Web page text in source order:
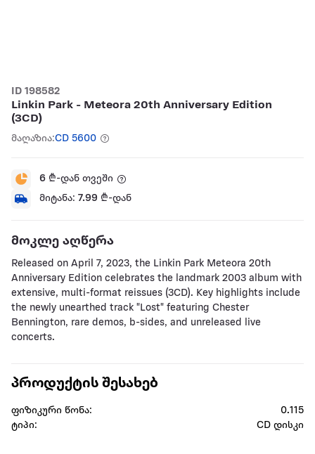
ID 198582
Linkin Park - Meteora 20th Anniversary Edition
(3CD)
მაღაზია:CD 5600
6 ₾-დან თვეში
მიტანა: 7.99 ₾-დან
მოკლე აღწერა
Released on April 7, 2023, the Linkin Park Meteora 20th
Anniversary Edition celebrates the landmark 2003 album with
extensive, multi-format reissues (3CD). Key highlights include
the newly unearthed track "Lost" featuring Chester
Bennington, rare demos, b-sides, and unreleased live
concerts.
პროდუქტის შესახებ
ფიზიკური წონა:
0.115
ტიპი:
CD დისკი